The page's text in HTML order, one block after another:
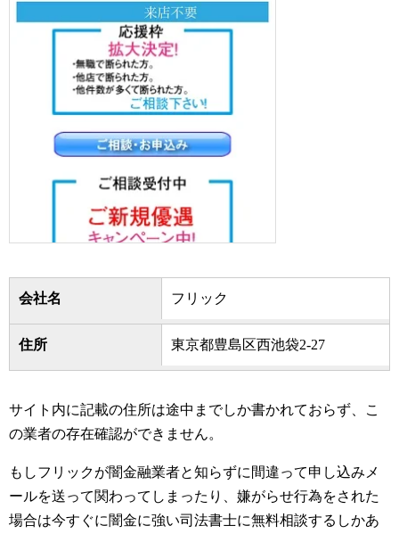
会社名 フリック
住所 東京都豊島区西池袋2-27
サイト内に記載の住所は途中までしか書かれておらず、こ
の業者の存在確認ができません。
もしフリックが闇金融業者と知らずに間違って申し込みメ
ールを送って関わってしまったり、嫌がらせ行為をされた
場合は今すぐに闇金に強い司法書士に無料相談するしかあ